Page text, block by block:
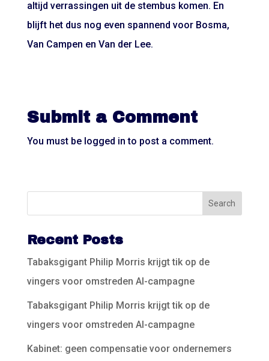
altijd verrassingen uit de stembus komen. En
blijft het dus nog even spannend voor Bosma,
Van Campen en Van der Lee.
Submit a Comment
You must be logged in to post a comment.
Recent Posts
Tabaksgigant Philip Morris krijgt tik op de
vingers voor omstreden AI-campagne
Tabaksgigant Philip Morris krijgt tik op de
vingers voor omstreden AI-campagne
Kabinet: geen compensatie voor ondernemers